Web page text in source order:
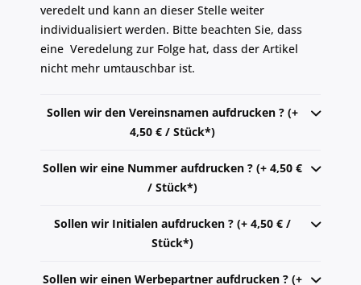
veredelt und kann an dieser Stelle weiter
individualisiert werden. Bitte beachten Sie, dass
eine Veredelung zur Folge hat, dass der Artikel
nicht mehr umtauschbar ist.
Sollen wir den Vereinsnamen aufdrucken ? (+
4,50 € / Stück*)
Sollen wir eine Nummer aufdrucken ? (+ 4,50 €
/ Stück*)
Sollen wir Initialen aufdrucken ? (+ 4,50 € /
Stück*)
Sollen wir einen Werbepartner aufdrucken ? (+